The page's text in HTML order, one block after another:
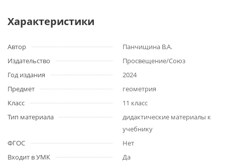
Характеристики
Автор
Панчищина В.А.
Издательство
Просвещение/Союз
Год издания
2024
Предмет
геометрия
Класс
11 класс
Тип материала
дидактические материалы к
учебнику
ФГОС
Нет
Входит в УМК
Да